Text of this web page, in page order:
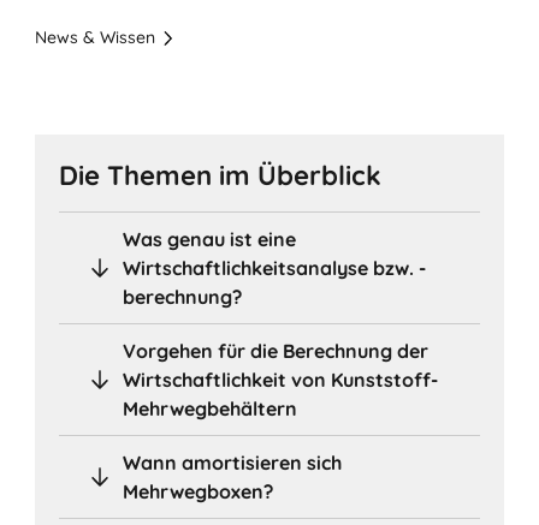
News & Wissen
Die Themen im Überblick
Was genau ist eine
Wirtschaftlichkeitsanalyse bzw. -
berechnung?
Vorgehen für die Berechnung der
Wirtschaftlichkeit von Kunststoff-
Mehrwegbehältern
Wann amortisieren sich
Mehrwegboxen?